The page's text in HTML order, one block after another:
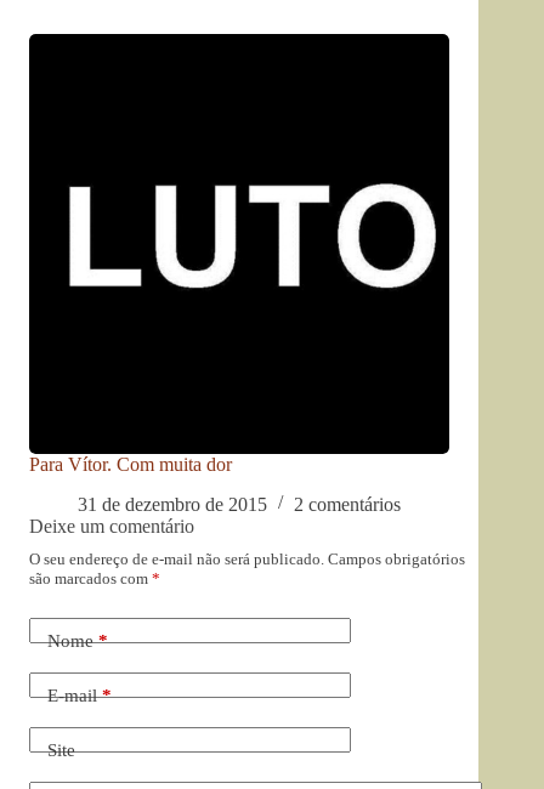
Para Vítor. Com muita dor
31 de dezembro de 2015
2 comentários
Deixe um comentário
O seu endereço de e-mail não será publicado. Campos obrigatórios
são marcados com *
Nome*
E-mail*
Site